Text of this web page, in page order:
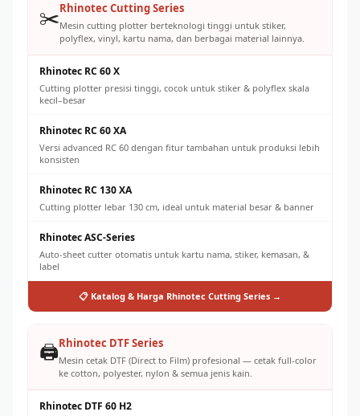
✂️Rhinotec Cutting Series
Mesin cutting plotter berteknologi tinggi untuk stiker,
polyflex, vinyl, kartu nama, dan berbagai material lainnya.
Rhinotec RC 60 X
Cutting plotter presisi tinggi, cocok untuk stiker & polyflex skala
kecil–besar
Rhinotec RC 60 XA
Versi advanced RC 60 dengan fitur tambahan untuk produksi lebih
konsisten
Rhinotec RC 130 XA
Cutting plotter lebar 130 cm, ideal untuk material besar & banner
Rhinotec ASC-Series
Auto-sheet cutter otomatis untuk kartu nama, stiker, kemasan, &
label
📋 Katalog & Harga Rhinotec Cutting Series →
🖨️Rhinotec DTF Series
Mesin cetak DTF (Direct to Film) profesional — cetak full-color
ke cotton, polyester, nylon & semua jenis kain.
Rhinotec DTF 60 H2